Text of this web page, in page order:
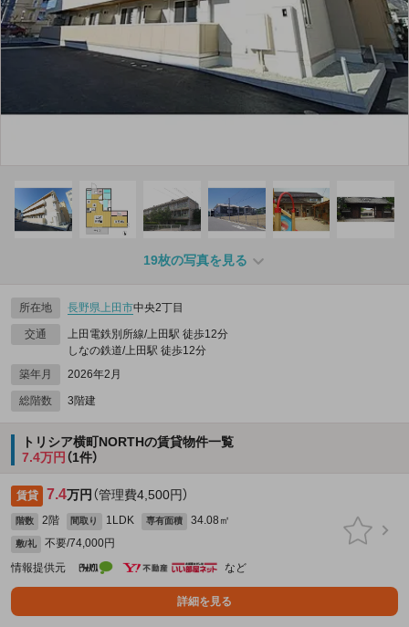
19枚の写真を見る
所在地 長野県 上田市中央2丁目
交通
上田電鉄別所線/上田駅 徒歩12分
しなの鉄道/上田駅 徒歩12分
築年月
2026年2月
総階数 3階建
トリシア横町NORTHの賃貸物件一覧
7.4万円 （1件）
賃貸 7.4万円 （管理費4,500円）
階数 2階 間取り 1LDK 専有面積 34.08㎡
敷/礼
不要/74,000円
情報提供元
など
詳細を見る